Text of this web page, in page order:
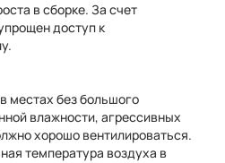
в сборке. За счет
доступ к
местах без большого
влажности, агрессивных
хорошо вентилироваться.
температура воздуха в